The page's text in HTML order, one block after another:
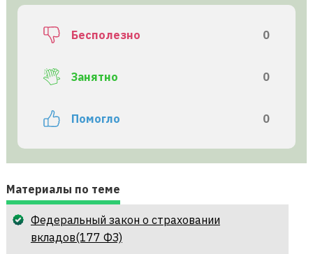
Бесполезно 0
Занятно 0
Помогло 0
Материалы по теме
Федеральный закон о страховании
вкладов(177 ФЗ)